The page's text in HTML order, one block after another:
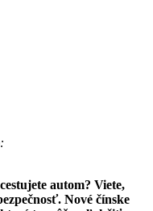
autom? Viete,
Nové čínske